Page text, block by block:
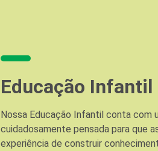
Educação Infantil
Nossa Educação Infantil conta com
cuidadosamente pensada para que
experiência de construir